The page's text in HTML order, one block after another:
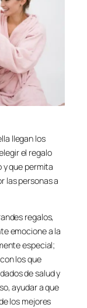
llegan los
el regalo
y que permita
las personas a
regalos,
emocione a la
especial;
los que
de salud y
ayudar a que
los mejores